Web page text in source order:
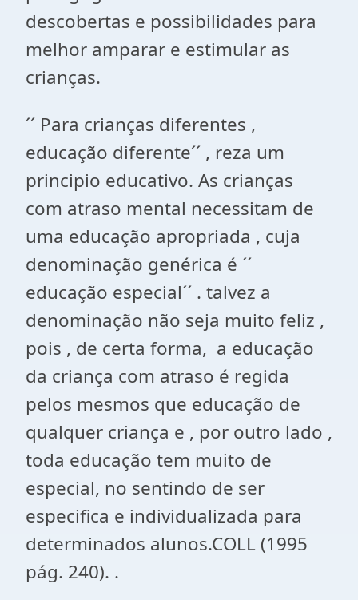
descobertas e possibilidades para
melhor amparar e estimular as
crianças.
´´ Para crianças diferentes ,
educação diferente´´ , reza um
principio educativo. As crianças
com atraso mental necessitam de
uma educação apropriada , cuja
denominação genérica é ´´
educação especial´´ . talvez a
denominação não seja muito feliz ,
pois , de certa forma, a educação
da criança com atraso é regida
pelos mesmos que educação de
qualquer criança e , por outro lado ,
toda educação tem muito de
especial, no sentindo de ser
especifica e individualizada para
determinados alunos.COLL (1995
pág. 240). .